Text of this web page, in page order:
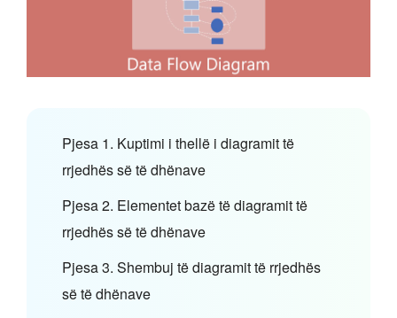
Pjesa 1. Kuptimi i thellë i diagramit të
rrjedhës së të dhënave
Pjesa 2. Elementet bazë të diagramit të
rrjedhës së të dhënave
Pjesa 3. Shembuj të diagramit të rrjedhës
së të dhënave